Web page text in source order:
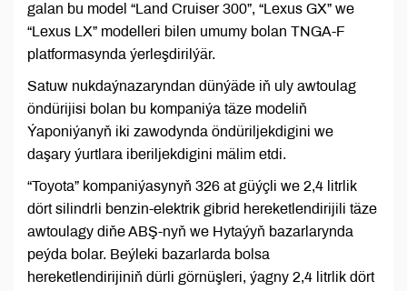
galan bu model “Land Cruiser 300”, “Lexus GX” we
“Lexus LX” modelleri bilen umumy bolan TNGA-F
platformasynda ýerleşdirilýär.
Satuw nukdaýnazaryndan dünýäde iň uly awtoulag
öndürijisi bolan bu kompaniýa täze modeliň
Ýaponiýanyň iki zawodynda öndüriljekdigini we
daşary ýurtlara iberiljekdigini mälim etdi.
“Toyota” kompaniýasynyň 326 at güýçli we 2,4 litrlik
dört silindrli benzin-elektrik gibrid hereketlendirijili täze
awtoulagy diňe ABŞ-nyň we Hytaýyň bazarlarynda
peýda bolar. Beýleki bazarlarda bolsa
hereketlendirijiniň dürli görnüşleri, ýagny 2,4 litrlik dört